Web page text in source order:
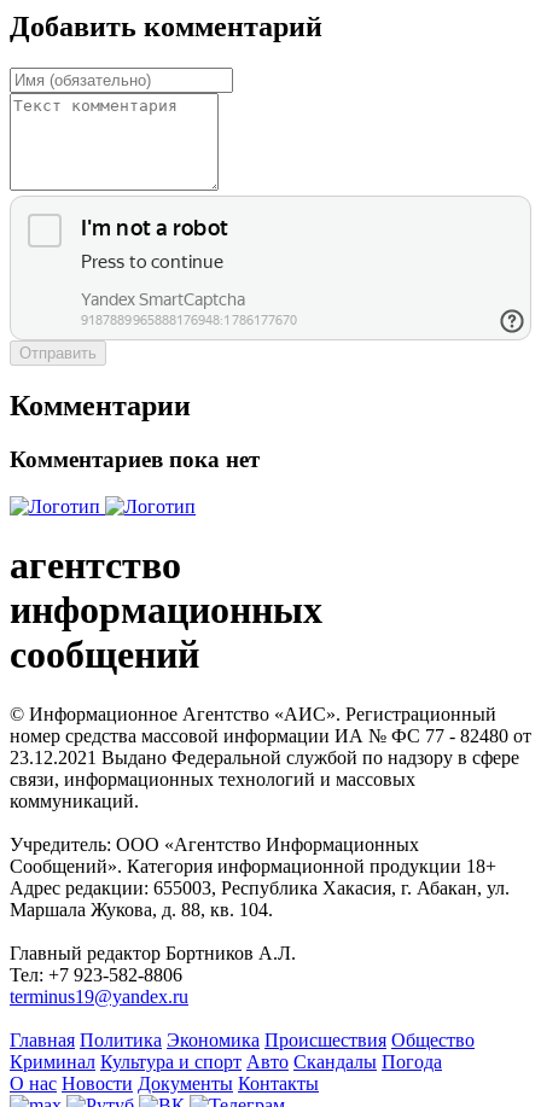
Добавить комментарий
Отправить
Комментарии
Комментариев пока нет
агентство
информационных
сообщений
© Информационное Агентство «АИС». Регистрационный
номер средства массовой информации ИА № ФС 77 - 82480 от
23.12.2021 Выдано Федеральной службой по надзору в сфере
связи, информационных технологий и массовых
коммуникаций.
Учредитель: ООО «Агентство Информационных
Сообщений». Категория информационной продукции 18+
Адрес редакции: 655003, Республика Хакасия, г. Абакан, ул.
Маршала Жукова, д. 88, кв. 104.
Главный редактор Бортников А.Л.
Тел: +7 923-582-8806
terminus19@yandex.ru
Главная Политика Экономика Происшествия Общество
Криминал Культура и спорт Авто Скандалы Погода
О нас Новости Документы Контакты